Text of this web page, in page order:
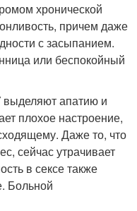
хронической
причем даже
с засыпанием.
или беспокойный
выделяют апатию и
плохое настроение,
Даже то, что
сейчас утрачивает
в сексе также
Больной